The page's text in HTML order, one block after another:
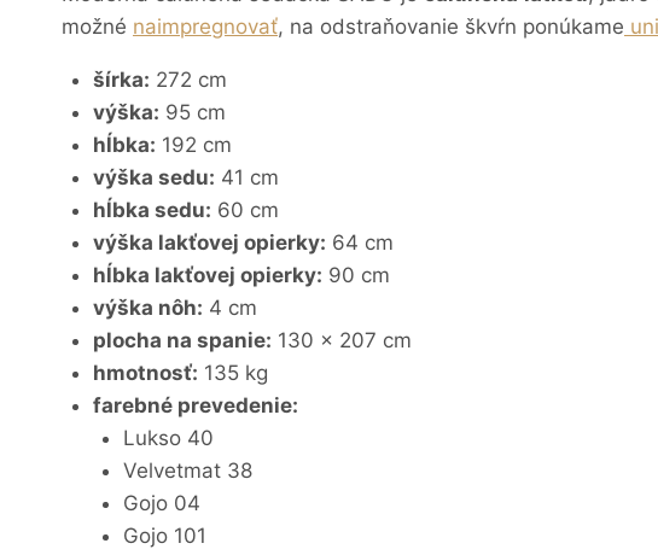
možné naimpregnovať, na odstraňovanie škvŕn ponúkame
šírka: 272 cm
výška: 95 cm
hĺbka: 192 cm
výška sedu: 41 cm
hĺbka sedu: 60 cm
výška lakťovej opierky: 64 cm
hĺbka lakťovej opierky: 90 cm
výška nôh: 4 cm
plocha na spanie: 130 x 207 cm
hmotnosť: 135 kg
farebné prevedenie:
Lukso 40
Velvetmat 38
Gojo 04
Gojo 101